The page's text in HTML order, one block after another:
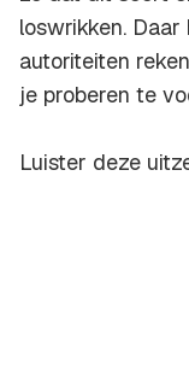
loswrikken.
autoriteiten
je proberen te
Luister deze